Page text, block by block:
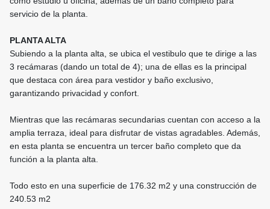
servicio de la planta.
PLANTA ALTA
Subiendo a la planta alta, se ubica el vestibulo que te dirige a las
3 recámaras (dando un total de 4); una de ellas es la principal
que destaca con área para vestidor y baño exclusivo,
garantizando privacidad y confort.
Mientras que las recámaras secundarias cuentan con acceso a la
amplia terraza, ideal para disfrutar de vistas agradables. Además,
en esta planta se encuentra un tercer baño completo que da
función a la planta alta.
Todo esto en una superficie de 176.32 m2 y una construcción de
240.53 m2